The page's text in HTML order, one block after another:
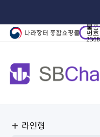
물
번호
라인형